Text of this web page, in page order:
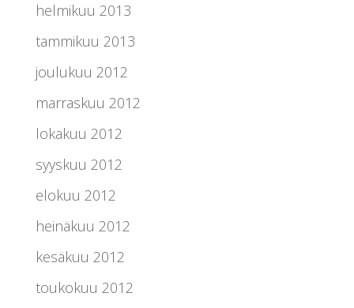
helmikuu 2013
tammikuu 2013
joulukuu 2012
marraskuu 2012
lokakuu 2012
syyskuu 2012
elokuu 2012
heinäkuu 2012
kesäkuu 2012
toukokuu 2012